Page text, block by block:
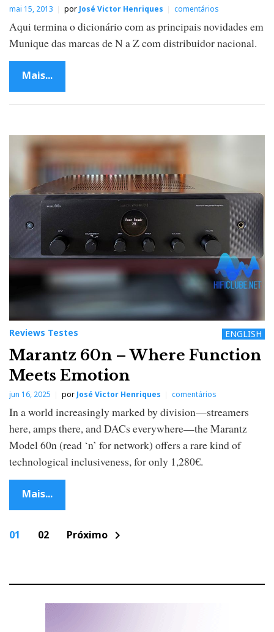
mai 15, 2013 por José Victor Henriques comentários
Aqui termina o dicionário com as principais novidades em
Munique das marcas de N a Z com distribuidor nacional.
Mais...
Reviews Testes ENGLISH
Marantz 60n – Where Function
Meets Emotion
jun 16, 2025 por José Victor Henriques comentários
In a world increasingly marked by division—streamers
here, amps there, and DACs everywhere—the Marantz
Model 60n (read ‘n’ for network) offers a rare kind of
technological inclusiveness, for only 1,280€.
Mais...
P
o
v
01 02 Próximo chevron_right